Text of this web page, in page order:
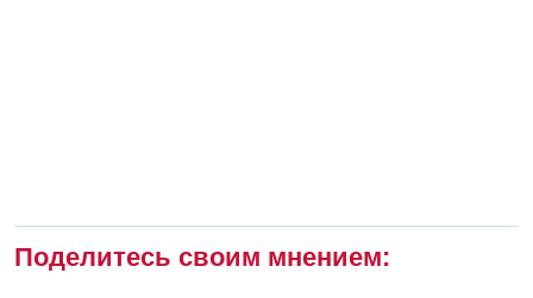
Поделитесь своим мнением: